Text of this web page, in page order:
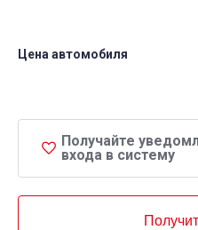
Цена автомобиля
Получайте
входа в систему